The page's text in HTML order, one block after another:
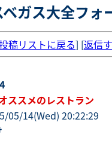
ベガス大全フォ
稿リストに戻る] [返信
ススメのレストラン
05/14(Wed) 20:22:29